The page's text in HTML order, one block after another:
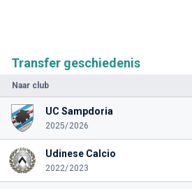
Transfer geschiedenis
Naar club
UC Sampdoria
2025/2026
Udinese Calcio
2022/2023